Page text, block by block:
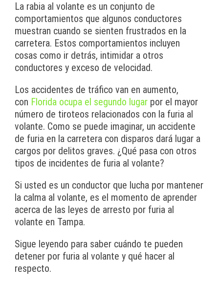
La rabia al volante es un conjunto de
comportamientos que algunos conductores
muestran cuando se sienten frustrados en la
carretera. Estos comportamientos incluyen
cosas como ir detrás, intimidar a otros
conductores y exceso de velocidad.
Los accidentes de tráfico van en aumento,
con Florida ocupa el segundo lugar por el mayor
número de tiroteos relacionados con la furia al
volante. Como se puede imaginar, un accidente
de furia en la carretera con disparos dará lugar a
cargos por delitos graves. ¿Qué pasa con otros
tipos de incidentes de furia al volante?
Si usted es un conductor que lucha por mantener
la calma al volante, es el momento de aprender
acerca de las leyes de arresto por furia al
volante en Tampa.
Sigue leyendo para saber cuándo te pueden
detener por furia al volante y qué hacer al
respecto.